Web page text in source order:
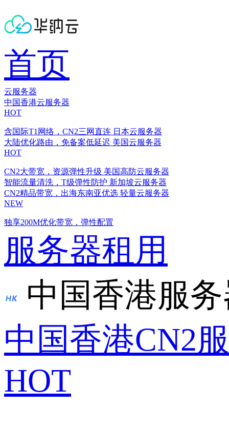
首页
云服务器
中国香港云服务器
HOT
含国际T1网络，CN2三网直连 日本云服务器
大陆优化路由，免备案低延迟 美国云服务器
HOT
CN2大带宽，资源弹性升级 美国高防云服务器
智能流量清洗，T级弹性防护 新加坡云服务器
CN2精品带宽，出海东南亚优选 轻量云服务器
NEW
独享200M优化带宽，弹性配置
服务器租用
中国香港服
中国香港CN2
HOT